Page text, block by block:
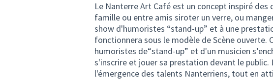
Le Nanterre Art Café est un concept inspiré
famille ou entre amis siroter un verre, ou
show d'humoristes “stand-up” et à une
fonctionnera sous le modèle de Scène ouverte.
humoristes de“stand-up” et d'un musicien
s'inscrire et jouer sa prestation devant le
l'émergence des talents Nanterriens, tout en